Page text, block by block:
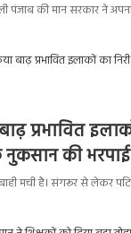
पंजाब की मान सरकार ने
प्रभावित
की
मची है। संगरूर से लेकर